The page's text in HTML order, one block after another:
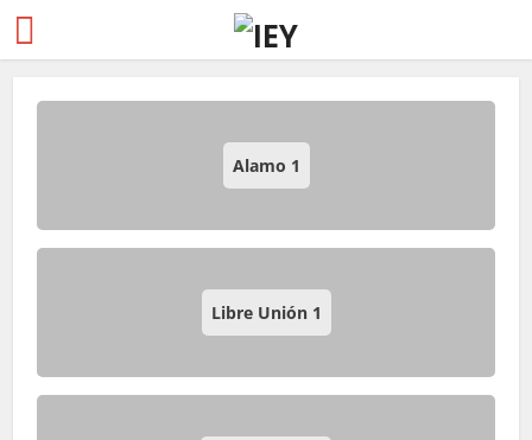
Alamo 1
Libre Unión 1